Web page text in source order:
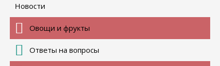
Новости
Овощи и фрукты
Ответы на вопросы